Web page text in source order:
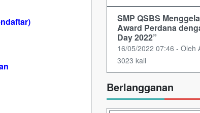
SMP QSBS
Award Perdana
Day 2022”
16/05/2022 07:46 - Oleh
3023 kali
Berlangganan